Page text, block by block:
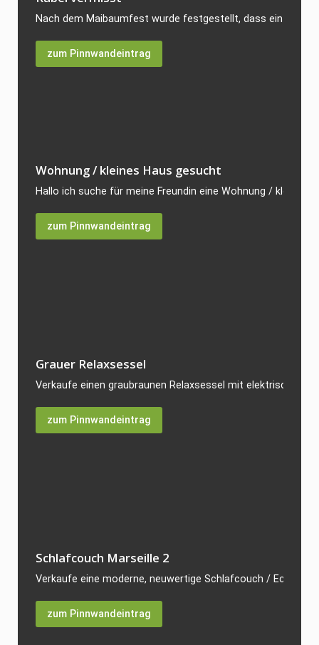
Nach dem Maibaumfest wurde festgestellt, dass ein
zum Pinnwandeintrag
Wohnung / kleines Haus gesucht
Hallo ich suche für meine Freundin eine Wohnung / kleines
zum Pinnwandeintrag
Grauer Relaxsessel
Verkaufe einen graubraunen Relaxsessel mit elektrischer
zum Pinnwandeintrag
Schlafcouch Marseille 2
Verkaufe eine moderne, neuwertige Schlafcouch / Ecksofa
zum Pinnwandeintrag